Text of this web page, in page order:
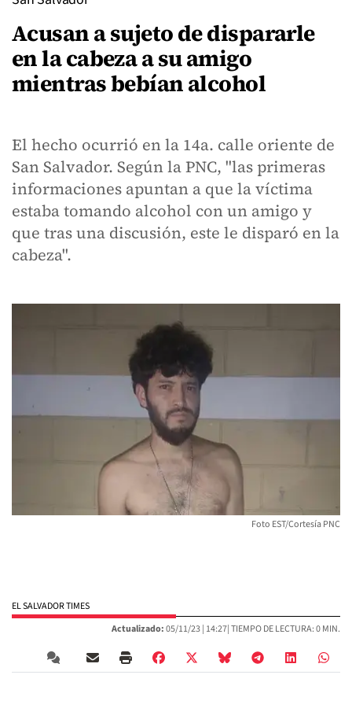
Acusan a sujeto de dispararle
en la cabeza a su amigo
mientras bebían alcohol
El hecho ocurrió en la 14a. calle oriente de
San Salvador. Según la PNC, "las primeras
informaciones apuntan a que la víctima
estaba tomando alcohol con un amigo y
que tras una discusión, este le disparó en la
cabeza".
Foto EST/Cortesía PNC
EL SALVADOR TIMES
Actualizado:05/11/23 | 14:27| TIEMPO DE LECTURA: 0 MIN.